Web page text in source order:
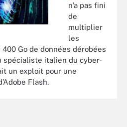
n’a pas fini
de
multiplier
les
Go de données dérobées
spécialiste italien du cyber-
un exploit pour une
Flash.